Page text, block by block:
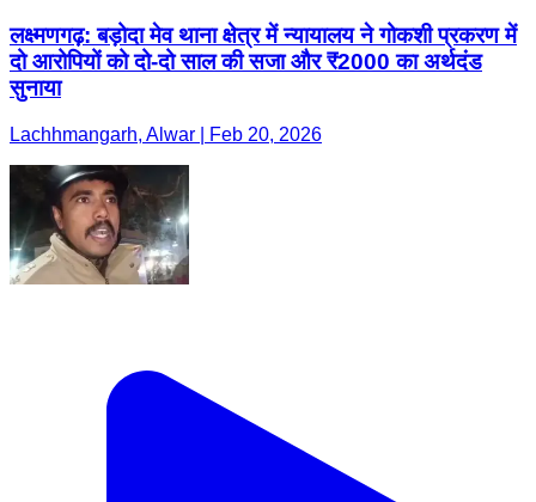
लक्ष्मणगढ़: बड़ोदा मेव थाना क्षेत्र में न्यायालय ने गोकशी प्रकरण में
दो आरोपियों को दो-दो साल की सजा और ₹2000 का अर्थदंड
सुनाया
Lachhmangarh, Alwar | Feb 20, 2026